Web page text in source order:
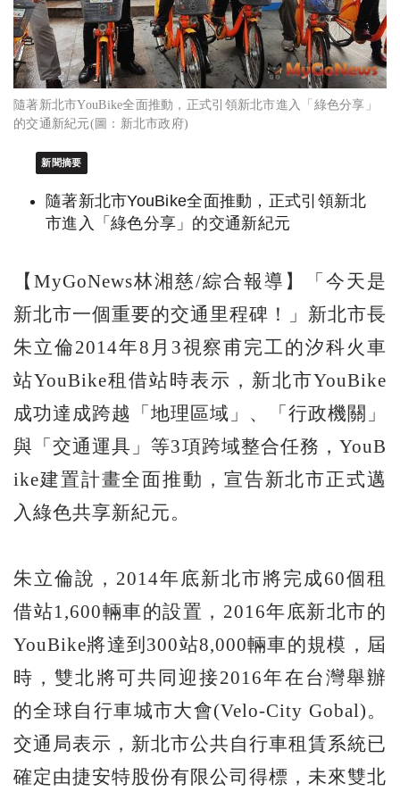
隨著新北市YouBike全面推動，正式引領新北市進入「綠色分享」
的交通新紀元(圖：新北市政府)
新聞摘要
隨著新北市YouBike全面推動，正式引領新北
市進入「綠色分享」的交通新紀元
【MyGoNews林湘慈/綜合報導】「今天是
新北市一個重要的交通里程碑！」新北市長
朱立倫2014年8月3視察甫完工的汐科火車
站YouBike租借站時表示，新北市YouBike
成功達成跨越「地理區域」、「行政機關」
與「交通運具」等3項跨域整合任務，YouB
ike建置計畫全面推動，宣告新北市正式邁
入綠色共享新紀元。
朱立倫說，2014年底新北市將完成60個租
借站1,600輛車的設置，2016年底新北市的
YouBike將達到300站8,000輛車的規模，屆
時，雙北將可共同迎接2016年在台灣舉辦
的全球自行車城市大會(Velo-City Gobal)。
交通局表示，新北市公共自行車租賃系統已
確定由捷安特股份有限公司得標，未來雙北